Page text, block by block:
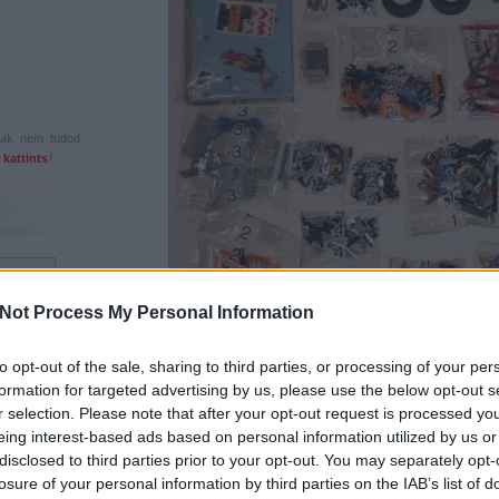
Process My Personal Information
opt-out of the sale, sharing to third parties, or processing of your
for targeted advertising by us, please use the below opt-out
selection. Please note that after your opt-out request is processed
interest-based ads based on personal information utilized by us
to third parties prior to your opt-out. You may separately
of your personal information by third parties on the IAB’s list of
nem tudod
kattints !
A dobozban összesen 29 zacsi található, ebben azok a kicsik is
darab útmutató és a két matricalap egy kartonlap társaságában,
kerekek és a felnik pedig külün-külön foglaltak helyet és volt még
tartalmában ismét nem sikerült logikát felfedeznem, és a B-modell
baj, mert úgysem akartam összerakni.
Felül a gumik között van egy minifig, csak hogy a méreteket látni